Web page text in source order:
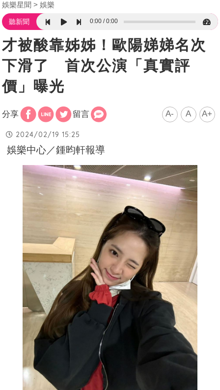
娛樂星聞 娛樂
聽新聞 0:00 0:00
才被酸靠姊姊！歐陽娣娣名次
下滑了 首次公演「真實評
價」曝光
分享 留言 A- A A+
2024/02/19 15:25
娛樂中心／鍾昀軒報導